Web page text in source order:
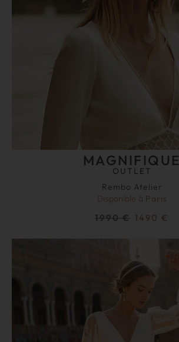
MAGNIFIQUE
OUTLET
Rembo Atelier
Disponible à Paris
1990€ 1490 €